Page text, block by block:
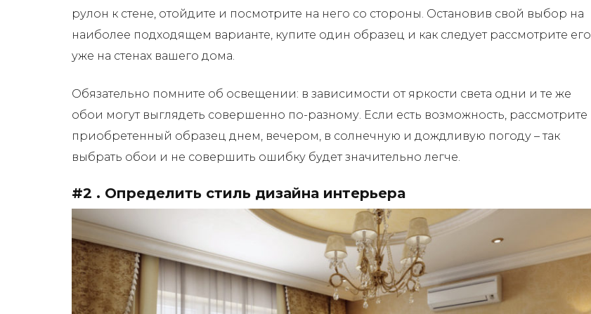
рулон к стене, отойдите и посмотрите на него со стороны. Остановив свой выбор на
наиболее подходящем варианте, купите один образец и как следует рассмотрите его
уже на стенах вашего дома.
Обязательно помните об освещении: в зависимости от яркости света одни и те же
обои могут выглядеть совершенно по-разному. Если есть возможность, рассмотрите
приобретенный образец днем, вечером, в солнечную и дождливую погоду – так
выбрать обои и не совершить ошибку будет значительно легче.
#2 . Определить стиль дизайна интерьера